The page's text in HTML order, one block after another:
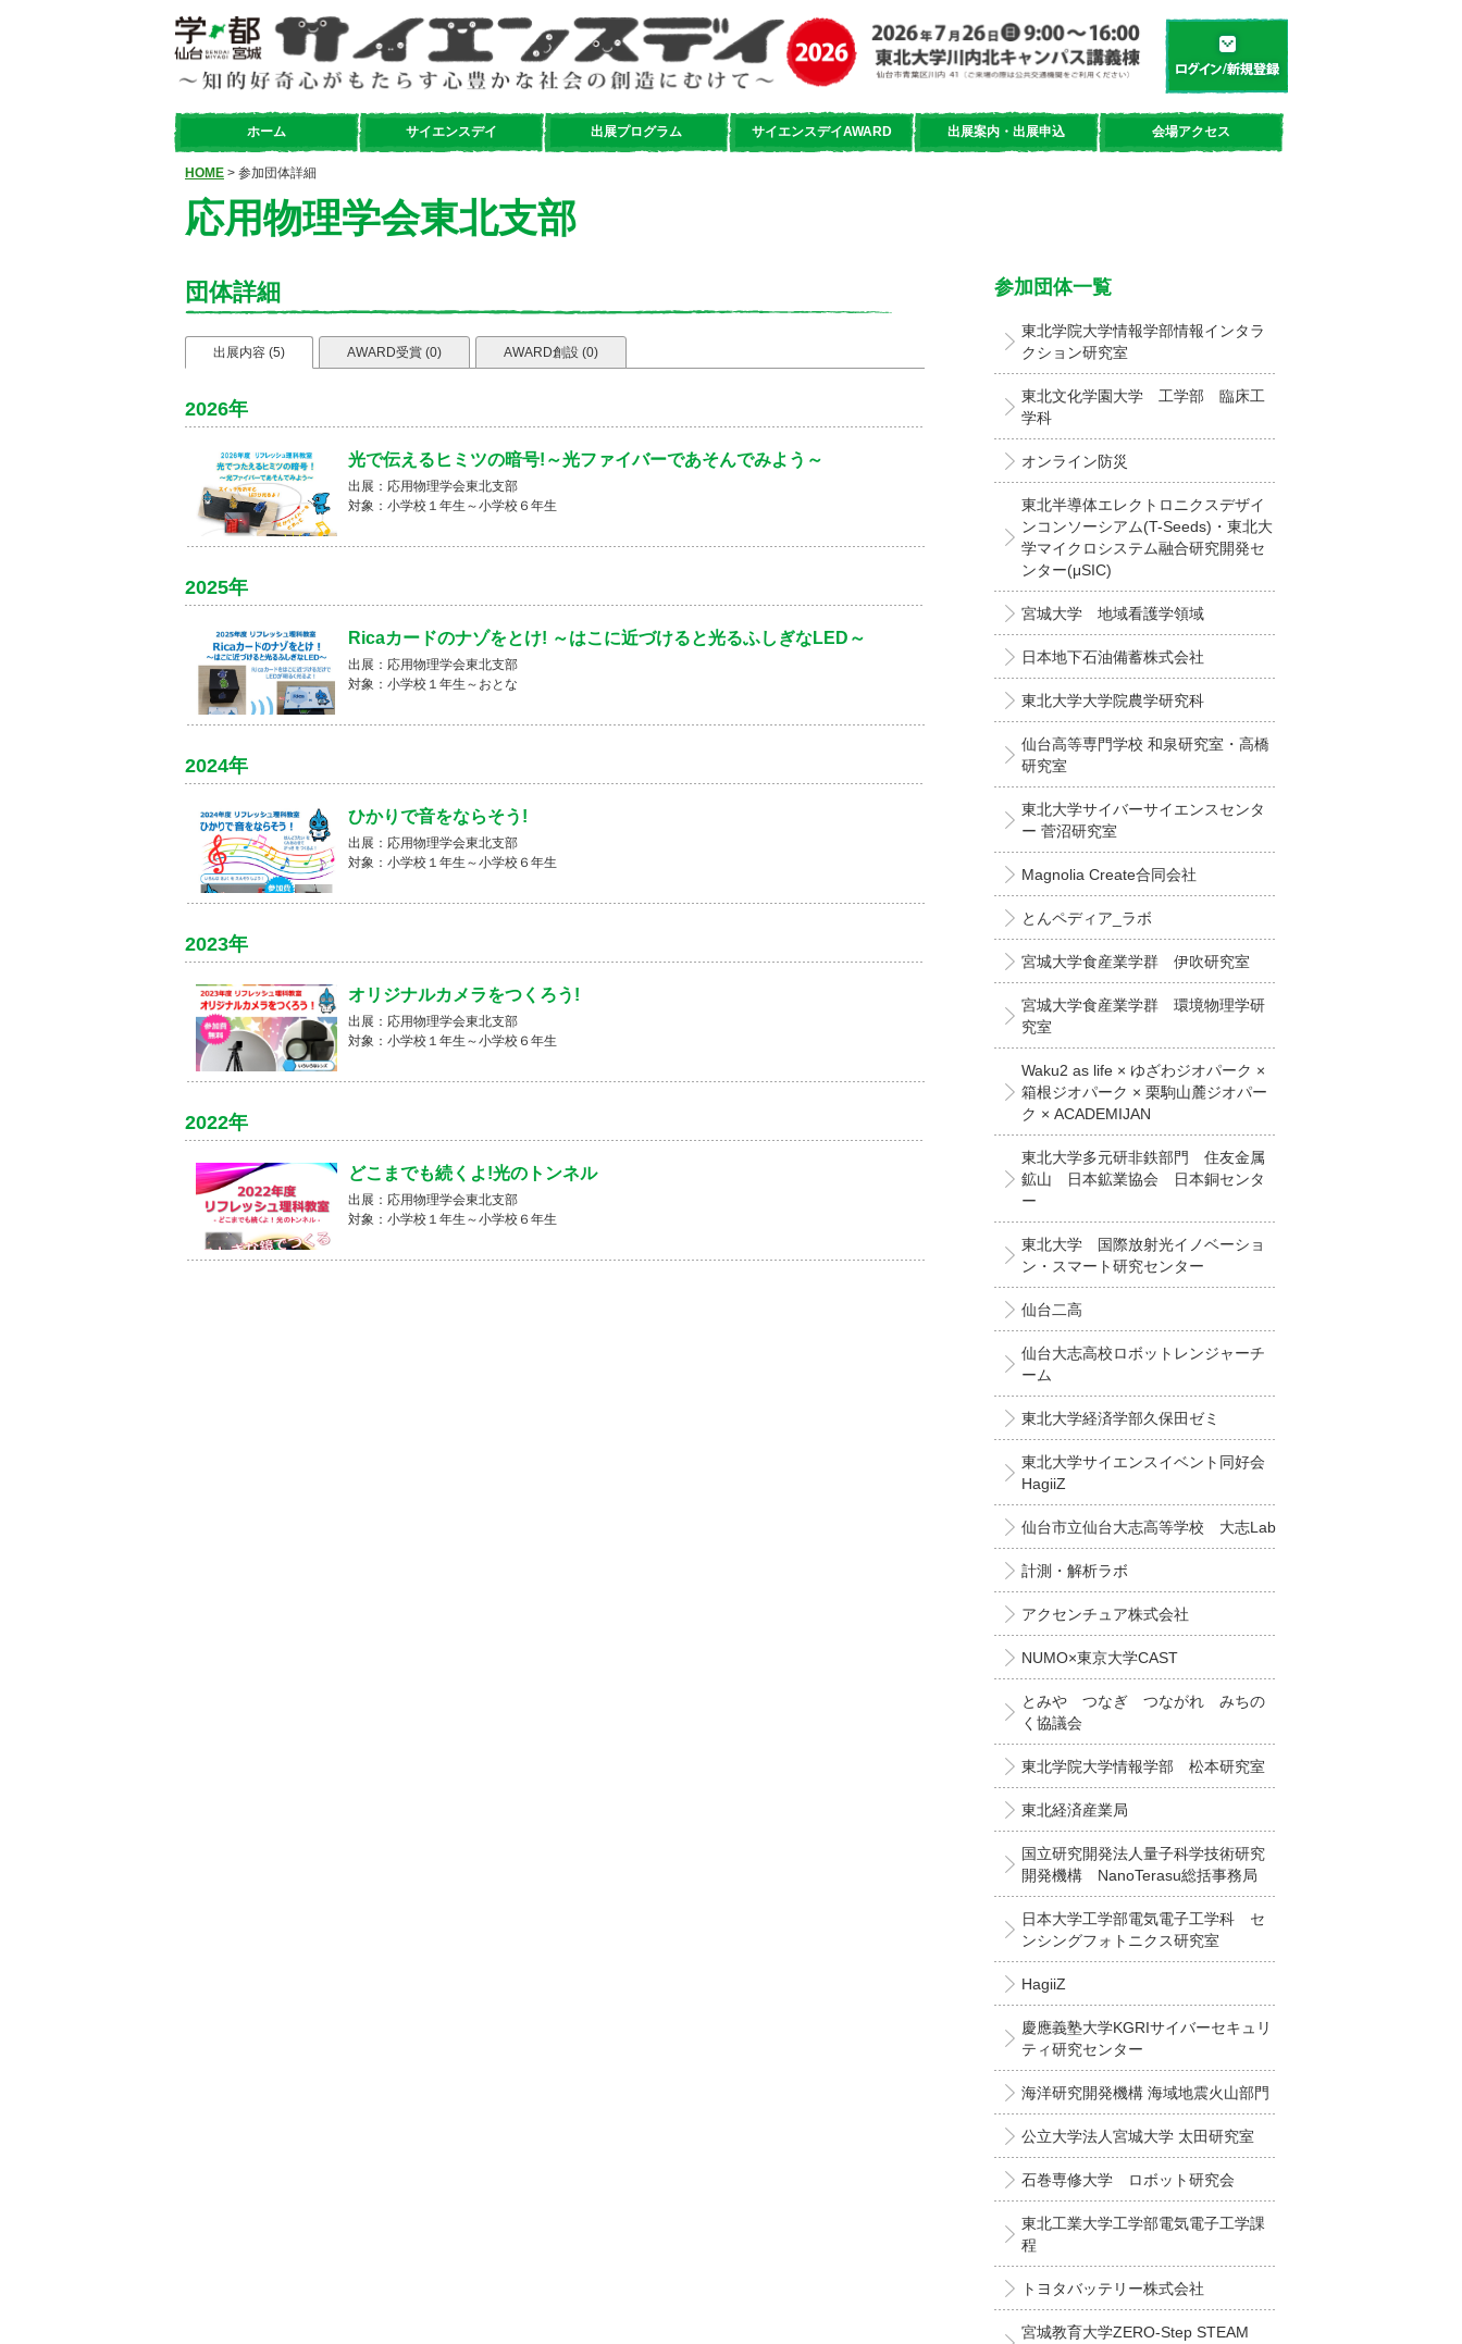
学都「仙台・宮城」サイエンスデイ
ホーム サイエンスデイ 出展プログラム サイエンスデイAWARD 出展案内・出展申込 会場アクセス
HOME > 参加団体詳細
応用物理学会東北支部
団体詳細
出展内容 (5) AWARD受賞 (0) AWARD創設 (0)
2026年
光で伝えるヒミツの暗号!～光ファイバーであそんでみよう～
出展：応用物理学会東北支部
対象：小学校１年生～小学校６年生
2025年
Ricaカードのナゾをとけ! ～はこに近づけると光るふしぎなLED～
出展：応用物理学会東北支部
対象：小学校１年生～おとな
2024年
ひかりで音をならそう!
出展：応用物理学会東北支部
対象：小学校１年生～小学校６年生
2023年
オリジナルカメラをつくろう!
出展：応用物理学会東北支部
対象：小学校１年生～小学校６年生
2022年
どこまでも続くよ!光のトンネル
出展：応用物理学会東北支部
対象：小学校１年生～小学校６年生
参加団体一覧
東北学院大学情報学部情報インタラ
クション研究室
東北文化学園大学 工学部 臨床工
学科
オンライン防災
東北半導体エレクトロニクスデザイ
ンコンソーシアム(T-Seeds)・東北大
学マイクロシステム融合研究開発セ
ンター(μSIC)
宮城大学 地域看護学領域
日本地下石油備蓄株式会社
東北大学大学院農学研究科
仙台高等専門学校 和泉研究室・高橋
研究室
東北大学サイバーサイエンスセンタ
ー 菅沼研究室
Magnolia Create合同会社
とんペディア_ラボ
宮城大学食産業学群 伊吹研究室
宮城大学食産業学群 環境物理学研
究室
Waku2 as life × ゆざわジオパーク ×
箱根ジオパーク × 栗駒山麓ジオパー
ク × ACADEMIJAN
東北大学多元研非鉄部門 住友金属
鉱山 日本鉱業協会 日本銅センタ
ー
東北大学 国際放射光イノベーショ
ン・スマート研究センター
仙台二高
仙台大志高校ロボットレンジャーチ
ーム
東北大学経済学部久保田ゼミ
東北大学サイエンスイベント同好会
HagiiZ
仙台市立仙台大志高等学校 大志Lab
計測・解析ラボ
アクセンチュア株式会社
NUMO×東京大学CAST
とみや つなぎ つながれ みちの
く協議会
東北学院大学情報学部 松本研究室
東北経済産業局
国立研究開発法人量子科学技術研究
開発機構 NanoTerasu総括事務局
日本大学工学部電気電子工学科 セ
ンシングフォトニクス研究室
HagiiZ
慶應義塾大学KGRIサイバーセキュリ
ティ研究センター
海洋研究開発機構 海域地震火山部門
公立大学法人宮城大学 太田研究室
石巻専修大学 ロボット研究会
東北工業大学工学部電気電子工学課
程
トヨタバッテリー株式会社
宮城教育大学ZERO-Step STEAM